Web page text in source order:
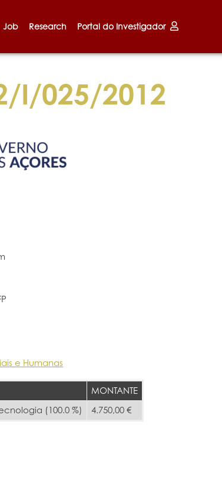
Job Research Portal do Investigador
I/025/2012
e Humanas
MONTANTE
(100.0 %)
4.750,00 €